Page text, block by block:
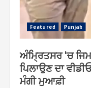
Featured Punjab
ਅੰਮ੍ਰਿਤਸਰ ‘ਚ
ਪਿਲਾਉਣ ਦਾ
ਮੰਗੀ ਮੁਆਫ਼ੀ